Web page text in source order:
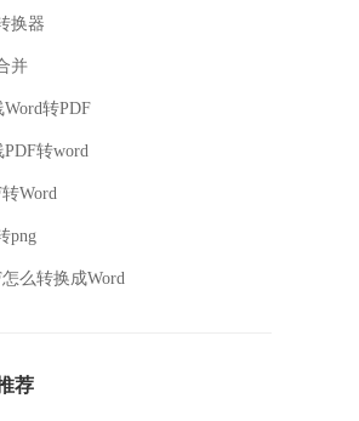
换器
并
Word转PDF
PDF转word
Word
png
怎么转换成Word
荐